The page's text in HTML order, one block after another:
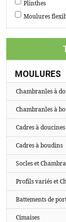
MESURE
PROPOS
Plinthes
Moulures
MOULURES
Chambranles à
Chambranles à
Cadres à doucines
Cadres à boudins
Socles et
Profils variés et
Battements de
Cimaises